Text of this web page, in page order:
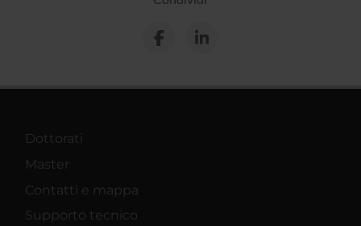
Dottorati
Master
Contatti e mappa
Supporto tecnico